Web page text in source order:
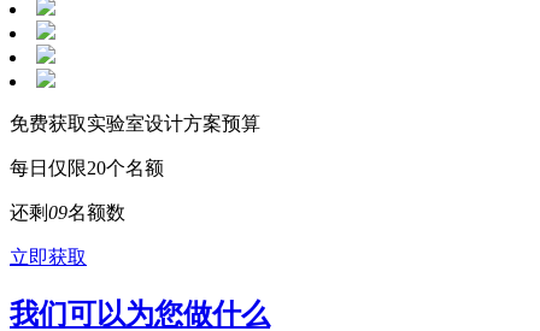
免费获取实验室设计方案预算
每日仅限20个名额
还剩09名额数
立即获取
我们可以为您做什么